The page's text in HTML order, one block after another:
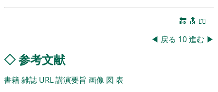
🔚 🔝 📖
◀ 戻る 10進む ▶
◇参考文献
書籍雑誌 URL講演要旨 画像 図 表